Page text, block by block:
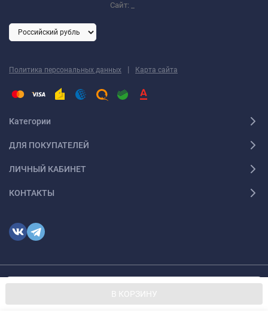
В КОРЗИНУ
Сайт:
Политика персональных данных | Карта сайта
Категории
ДЛЯ ПОКУПАТЕЛЕЙ
ЛИЧНЫЙ КАБИНЕТ
КОНТАКТЫ